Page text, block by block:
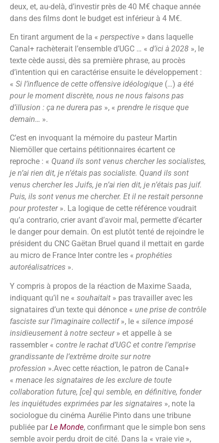
deux, et, au-delà, d’investir près de 40 M€ chaque année
dans des films dont le budget est inférieur à 4 M€.
En tirant argument de la « perspective » dans laquelle
Canal+ rachèterait l’ensemble d’UGC … « d’ici à 2028 », le
texte cède aussi, dès sa première phrase, au procès
d’intention qui en caractérise ensuite le développement :
« Si l’influence de cette offensive idéologique (…) a été
pour le moment discrète, nous ne nous faisons pas
d’illusion : ça ne durera pas », « prendre le risque que
demain… ».
C’est en invoquant la mémoire du pasteur Martin
Niemöller que certains pétitionnaires écartent ce
reproche : « Quand ils sont venus chercher les socialistes,
je n’ai rien dit, je n’étais pas socialiste. Quand ils sont
venus chercher les Juifs, je n’ai rien dit, je n’étais pas juif.
Puis, ils sont venus me chercher. Et il ne restait personne
pour protester». La logique de cette référence voudrait
qu’a contrario, crier avant d’avoir mal, permette d’écarter
le danger pour demain. On est plutôt tenté de rejoindre le
président du CNC Gaëtan Bruel quand il mettait en garde
au micro de France Inter contre les « prophéties
autoréalisatrices ».
Y compris à propos de la réaction de Maxime Saada,
indiquant qu’il ne « souhaitait » pas travailler avec les
signataires d’un texte qui dénonce « une prise de contrôle
fasciste sur l’imaginaire collectif», le « silence imposé
insidieusement à notre secteur » et appelle à se
rassembler « contre le rachat d’UGC et contre l’emprise
grandissante de l’extrême droite sur notre
profession ».Avec cette réaction, le patron de Canal+
« menace les signataires de les exclure de toute
collaboration future, [ce] qui semble, en définitive, fonder
les inquiétudes exprimées par les signataires », note la
sociologue du cinéma Aurélie Pinto dans une tribune
publiée par Le Monde, confirmant que le simple bon sens
semble avoir perdu droit de cité. Dans la « vraie vie »,